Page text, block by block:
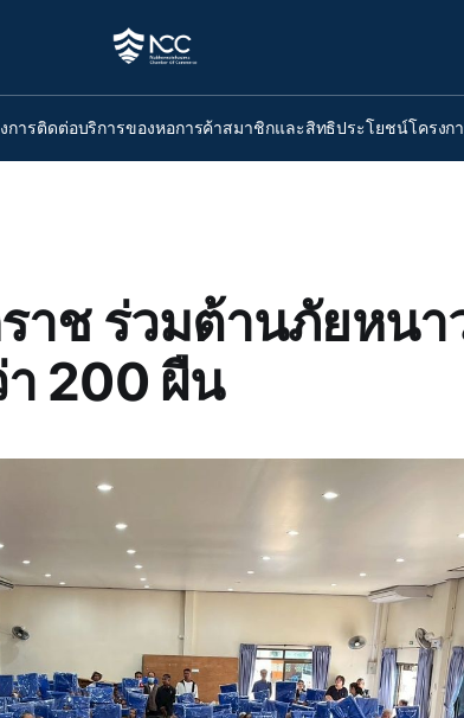
การติดต่อบริการของหอการค้าสมาชิกและสิทธิประโยชน์โครงก
าช ร่วมต้านภัยหนา
200 ผืน